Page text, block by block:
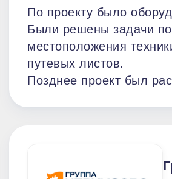
По проекту было
Были решены задачи
местоположения
путевых листов.
Позднее проект был